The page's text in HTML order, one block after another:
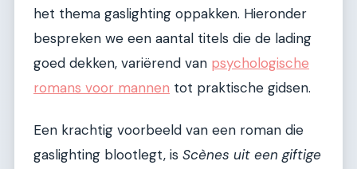
het thema gaslighting oppakken. Hieronder
bespreken we een aantal titels die de lading
goed dekken, variërend van psychologische
romans voor mannen tot praktische gidsen.
Een krachtig voorbeeld van een roman die
gaslighting blootlegt, is Scènes uit een giftige